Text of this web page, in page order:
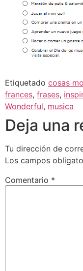
Etiquetado cosas
frances, frases,
Wonderful, musica
Deja una
Tu dirección de
Los campos
Comentario *